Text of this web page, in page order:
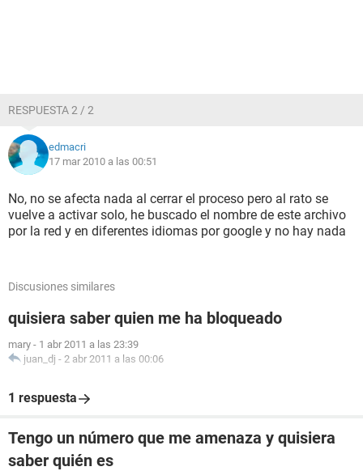
RESPUESTA 2 / 2
edmacri
17 mar 2010 a las 00:51
No, no se afecta nada al cerrar el proceso pero al rato se
vuelve a activar solo, he buscado el nombre de este archivo
por la red y en diferentes idiomas por google y no hay nada
Discusiones similares
quisiera saber quien me ha bloqueado
mary - 1 abr 2011 a las 23:39
juan_dj - 2 abr 2011 a las 00:06
1 respuesta
Tengo un número que me amenaza y quisiera
saber quién es